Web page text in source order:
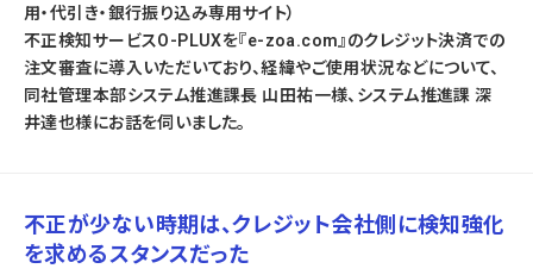
用・代引き・銀行振り込み専用サイト）
不正検知サービスO-PLUXを『e-zoa.com』のクレジット決済での
注文審査に導入いただいており、経緯やご使用状況などについて、
同社管理本部システム推進課長 山田祐一様、システム推進課 深
井達也様にお話を伺いました。
不正が少ない時期は、クレジット会社側に検知強化
を求めるスタンスだった